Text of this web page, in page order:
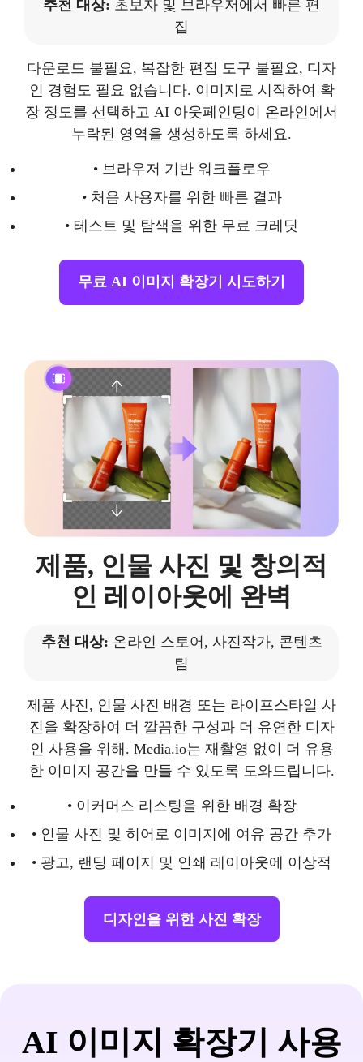
추천 대상: 초보자 및 브라우저에서 빠른 편
집
다운로드 불필요, 복잡한 편집 도구 불필요, 디자
인 경험도 필요 없습니다. 이미지로 시작하여 확
장 정도를 선택하고 AI 아웃페인팅이 온라인에서
누락된 영역을 생성하도록 하세요.
• 브라우저 기반 워크플로우
• 처음 사용자를 위한 빠른 결과
• 테스트 및 탐색을 위한 무료 크레딧
무료 AI 이미지 확장기 시도하기
제품, 인물 사진 및 창의적
인 레이아웃에 완벽
추천 대상: 온라인 스토어, 사진작가, 콘텐츠
팀
제품 사진, 인물 사진 배경 또는 라이프스타일 사
진을 확장하여 더 깔끔한 구성과 더 유연한 디자
인 사용을 위해. Media.io는 재촬영 없이 더 유용
한 이미지 공간을 만들 수 있도록 도와드립니다.
• 이커머스 리스팅을 위한 배경 확장
• 인물 사진 및 히어로 이미지에 여유 공간 추가
• 광고, 랜딩 페이지 및 인쇄 레이아웃에 이상적
디자인을 위한 사진 확장
AI 이미지 확장기 사용